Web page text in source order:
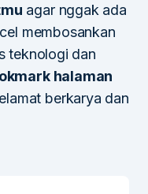
agar nggak ada
membosankan
teknologi dan
halaman
berkarya dan